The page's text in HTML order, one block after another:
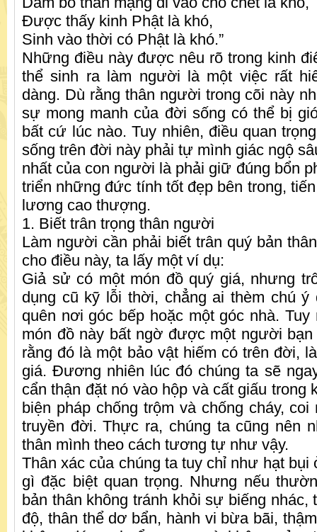
Được thấy kinh Phật là khó,
Sinh vào thời có Phật là khó.”
Những điều này được nêu rõ trong kinh
thể sinh ra làm người là một việc rất
dàng. Dù rằng thân người trong cõi này
sự mong manh của đời sống có thể bị
bất cứ lúc nào. Tuy nhiên, điều quan
sống trên đời này phải tự mình giác ngộ
nhất của con người là phải giữ đúng bổn
triển những đức tính tốt đẹp bên trong,
lương cao thượng.
1. Biết trân trọng thân người
Làm người cần phải biết trân quý bản
cho điều này, ta lấy một ví dụ:
Giả sử có một món đồ quý giá, nhưng
dụng cũ kỹ lỗi thời, chẳng ai thèm chú ý
quên nơi góc bếp hoặc một góc nhà. Tuy
món đồ này bất ngờ được một người
rằng đó là một bảo vật hiếm có trên đời,
giá. Đương nhiên lúc đó chúng ta sẽ
cẩn thận đặt nó vào hộp và cất giấu trong
biện pháp chống trộm và chống cháy,
truyền đời. Thực ra, chúng ta cũng nên
thân mình theo cách tương tự như vậy.
Thân xác của chúng ta tuy chỉ như hạt bụi
gì đặc biệt quan trọng. Nhưng nếu
bản thân không tránh khỏi sự biếng nhác,
độ, thân thể dơ bẩn, hành vi bừa bãi,